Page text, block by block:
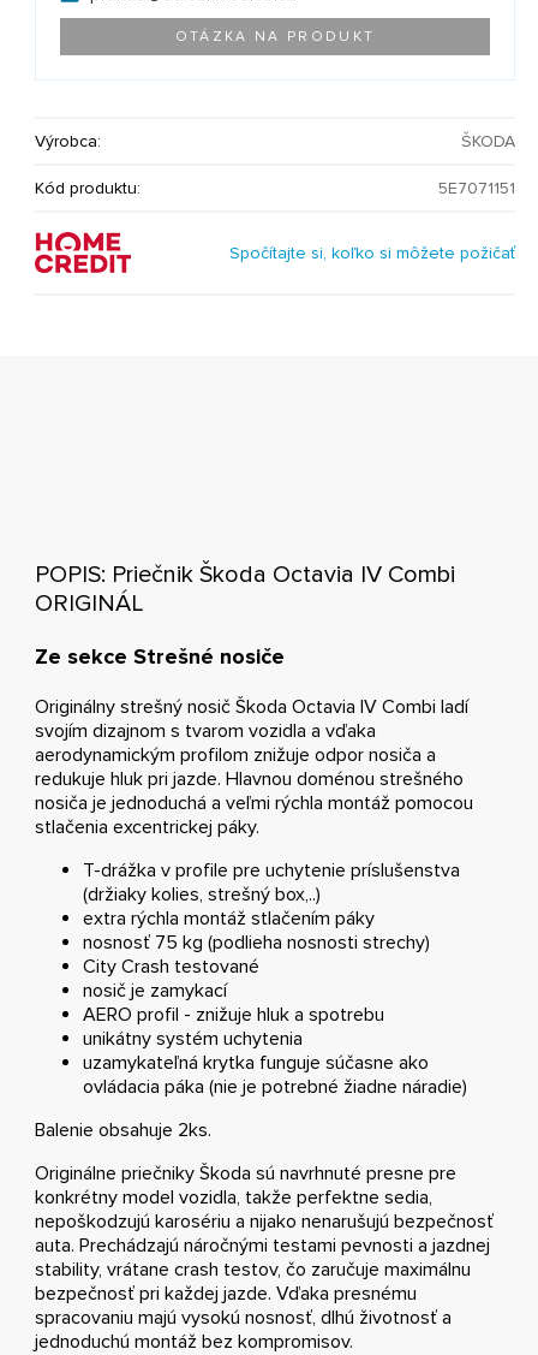
OTÁZKA NA PRODUKT
Výrobca: ŠKODA
Kód produktu: 5E7071151
Spočítajte si, koľko si môžete požičať
POPIS: Priečnik Škoda Octavia IV Combi
ORIGINÁL
Ze sekce Strešné nosiče
Originálny strešný nosič Škoda Octavia IV Combi ladí
svojím dizajnom s tvarom vozidla a vďaka
aerodynamickým profilom znižuje odpor nosiča a
redukuje hluk pri jazde. Hlavnou doménou strešného
nosiča je jednoduchá a veľmi rýchla montáž pomocou
stlačenia excentrickej páky.
T-drážka v profile pre uchytenie príslušenstva
(držiaky kolies, strešný box,..)
extra rýchla montáž stlačením páky
nosnosť 75 kg (podlieha nosnosti strechy)
City Crash testované
nosič je zamykací
AERO profil - znižuje hluk a spotrebu
unikátny systém uchytenia
uzamykateľná krytka funguje súčasne ako
ovládacia páka (nie je potrebné žiadne náradie)
Balenie obsahuje 2ks.
Originálne priečniky Škoda sú navrhnuté presne pre
konkrétny model vozidla, takže perfektne sedia,
nepoškodzujú karosériu a nijako nenarušujú bezpečnosť
auta. Prechádzajú náročnými testami pevnosti a jazdnej
stability, vrátane crash testov, čo zaručuje maximálnu
bezpečnosť pri každej jazde. Vďaka presnému
spracovaniu majú vysokú nosnosť, dlhú životnosť a
jednoduchú montáž bez kompromisov.